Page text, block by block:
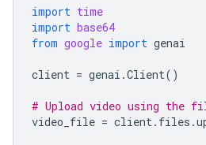
import time
import base64
from google import genai
client = genai .Client()
# Upload video using the
video_file = client. files .